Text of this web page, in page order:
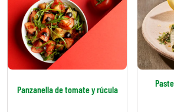
Panzanella de tomate y rúcula